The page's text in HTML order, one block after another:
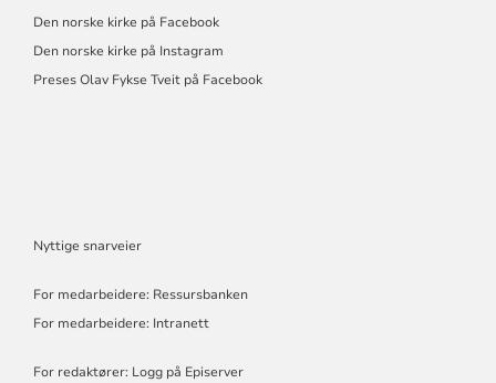
Den norske kirke på Facebook
Den norske kirke på Instagram
Preses Olav Fykse Tveit på Facebook
Nyttige snarveier
For medarbeidere: Ressursbanken
For medarbeidere: Intranett
For redaktører: Logg på Episerver